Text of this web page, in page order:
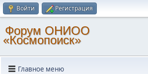
Войти Регистрация
Форум ОНИОО
«Космопоиск»
Главное меню